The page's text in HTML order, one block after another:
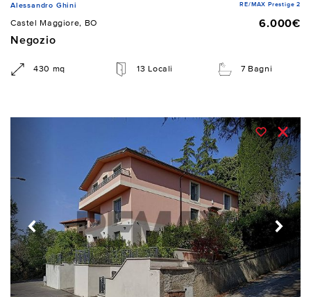
Alessandro Ghini RE/MAX Prestige 2
Castel Maggiore, BO
6.000€
Negozio
430 mq 13 Locali 7 Bagni